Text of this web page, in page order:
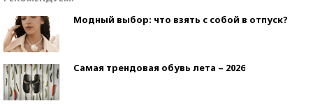
Модный выбор: что взять с собой в отпуск?
Самая трендовая обувь лета – 2026